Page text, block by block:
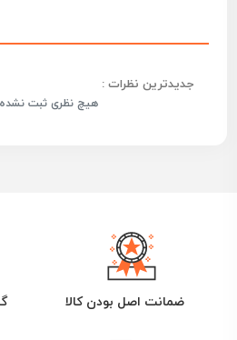
جدیدترین نظرات :
هیچ نظری ثبت
ضمانت اصل بودن کالا